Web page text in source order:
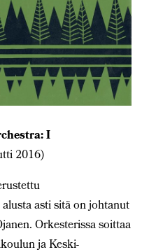
I
2016)
asti sitä on johtanut
Orkesterissa soittaa
ja Keski-